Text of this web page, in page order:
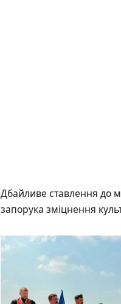
Дбайливе ставлення до
запорука зміцнення